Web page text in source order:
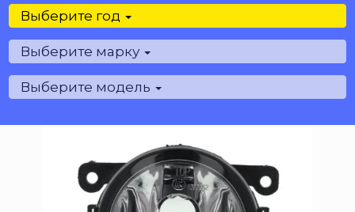
Выберите год
Выберите марку
Выберите модель